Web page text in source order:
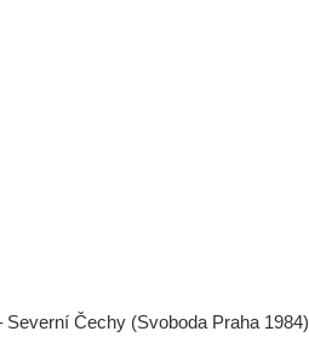
Čechy (Svoboda Praha 1984)